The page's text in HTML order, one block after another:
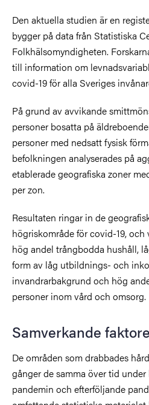
Den aktuella studien är en
bygger på data från Statistiska
Folkhälsomyndigheten.
till information om
covid-19 för alla Sveriges
På grund av avvikande
personer bosatta på
personer med nedsatt fysisk
befolkningen analyserades på
etablerade geografiska zoner
per zon.
Resultaten ringar in de
högriskområde för covid-19,
hög andel trångbodda hushåll,
form av låg utbildnings- och
invandrarbakgrund och hög
personer inom vård och omsorg.
Samverkande
De områden som drabbades
gånger de samma över tid
pandemin och efterföljande